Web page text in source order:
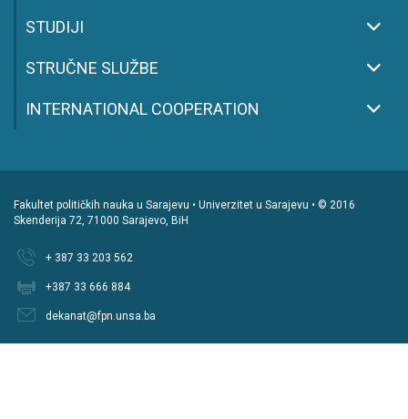
STUDIJI
STRUČNE SLUŽBE
INTERNATIONAL COOPERATION
Fakultet političkih nauka u Sarajevu • Univerzitet u Sarajevu • © 2016
Skenderija 72, 71000 Sarajevo, BiH
+ 387 33 203 562
+387 33 666 884
dekanat@fpn.unsa.ba